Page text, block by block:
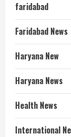
faridabad
Faridabad News
Haryana New
Haryana News
Health News
International